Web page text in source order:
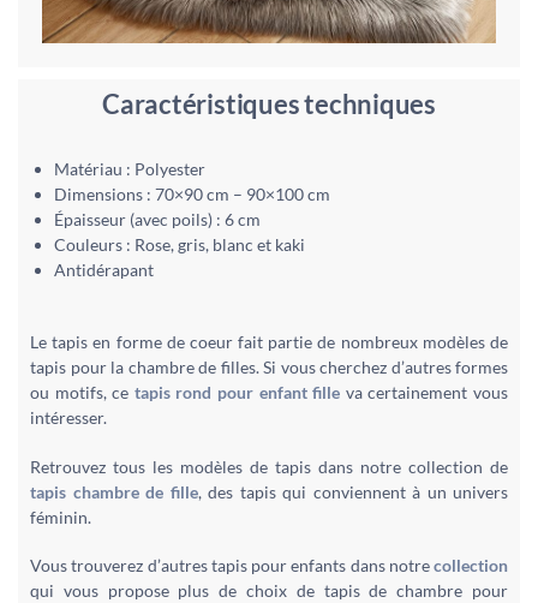
Caractéristiques techniques
Matériau : Polyester
Dimensions : 70×90 cm – 90×100 cm
Épaisseur (avec poils) : 6 cm
Couleurs : Rose, gris, blanc et kaki
Antidérapant
Le tapis en forme de coeur fait partie de nombreux modèles de
tapis pour la chambre de filles. Si vous cherchez d’autres formes
ou motifs, ce tapis rond pour enfant fille va certainement vous
intéresser.
Retrouvez tous les modèles de tapis dans notre collection de
tapis chambre de fille, des tapis qui conviennent à un univers
féminin.
Vous trouverez d’autres tapis pour enfants dans notrecollection
qui vous propose plus de choix de tapis de chambre pour